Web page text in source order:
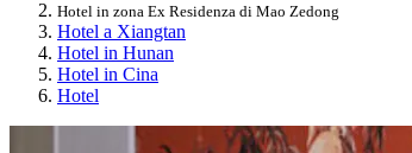
Hotel in zona Ex Residenza di Mao Zedong
Hotel a Xiangtan
Hotel in Hunan
Hotel in Cina
Hotel